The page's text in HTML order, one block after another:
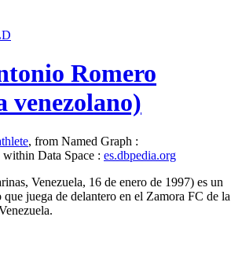
Romero
venezolano)
, from Named Graph :
within Data Space : es.dbpedia.org
Venezuela, 16 de enero de 1997) es un
juega de delantero en el Zamora FC de la